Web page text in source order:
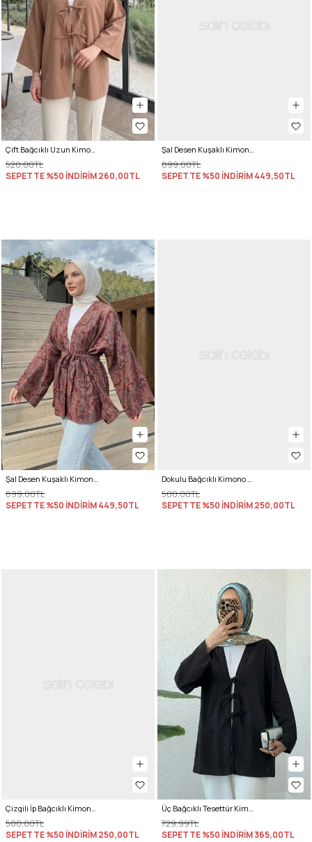
Çift Bağcıklı Uzun Kimono 262353- CAMEL
520,00TL
SEPETTE %50 İNDİRİM260,00TL
Şal Desen Kuşaklı Kimono 2375 - KOYU KAHVE
899,00TL
SEPETTE %50 İNDİRİM449,50TL
Şal Desen Kuşaklı Kimono 2375 - MÜRDÜM
899,00TL
SEPETTE %50 İNDİRİM449,50TL
Dokulu Bağcıklı Kimono 2361 - NEON YEŞİLİ
500,00TL
SEPETTE %50 İNDİRİM250,00TL
Çizgili İp Bağcıklı Kimono 2357 - VİŞNE ÇÜRÜĞÜ
500,00TL
SEPETTE %50 İNDİRİM250,00TL
Üç Bağcıklı Tesettür Kimono 2339 - SİYAH
729,99TL
SEPETTE %50 İNDİRİM365,00TL